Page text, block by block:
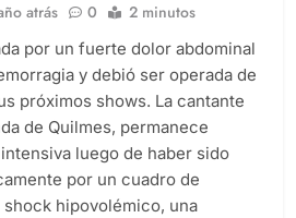
atrás 0 2 minutos
por un fuerte dolor abdominal
y debió ser operada de
próximos shows. La cantante
de Quilmes, permanece
luego de haber sido
por un cuadro de
hipovolémico, una